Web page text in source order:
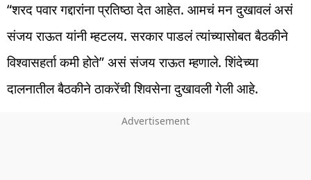
“शरद पवार गद्दारांना प्रतिष्ठा देत आहेत. आमचं मन दुखावलं असं
संजय राऊत यांनी म्हटलय. सरकार पाडलं त्यांच्यासोबत बैठकीने
विश्वासहर्ता कमी होते” असं संजय राऊत म्हणाले. शिंदेच्या
दालनातील बैठकीने ठाकरेंची शिवसेना दुखावली गेली आहे.